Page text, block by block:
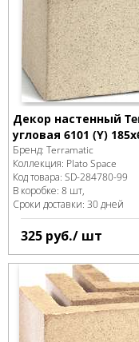
Декор настенный
угловая 6101 (Y)
Бренд: Terramatic
Коллекция: Plato Space
Код товара: SD-284780-99
В коробке: 8 шт,
Сроки доставки: 30 дней
325 руб./ шт